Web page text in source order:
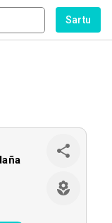
Sartu